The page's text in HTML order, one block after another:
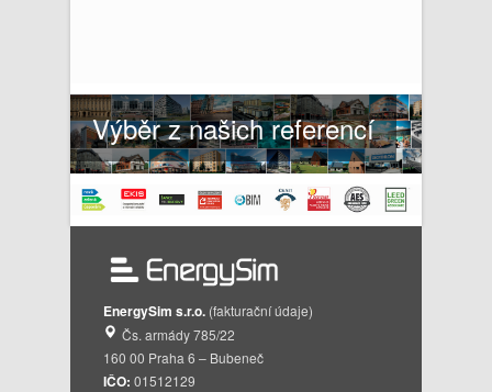
Výběr z našich referencí
EnergySim s.r.o. (fakturační údaje)
Čs. armády 785/22
160 00 Praha 6 – Bubeneč
IČO: 01512129